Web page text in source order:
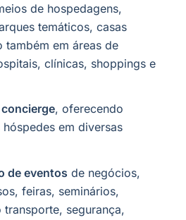
de hospedagens,
temáticos, casas
também em áreas de
clínicas, shoppings e
concierge, oferecendo
em diversas
de eventos de negócios,
feiras, seminários,
segurança,